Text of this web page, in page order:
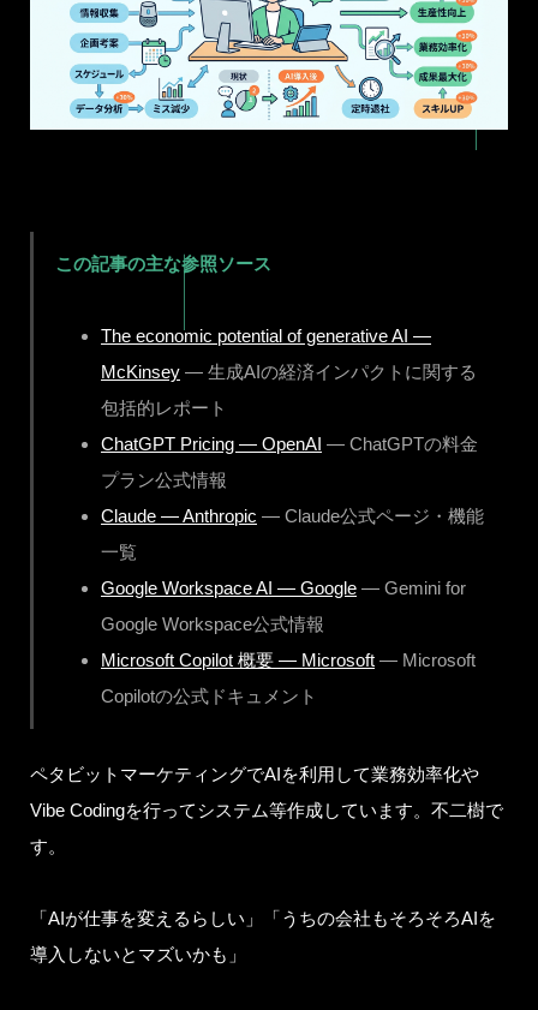
この記事の主な参照ソース
The economic potential of generative AI —
McKinsey — 生成AIの経済インパクトに関する
包括的レポート
ChatGPT Pricing — OpenAI — ChatGPTの料金
プラン公式情報
Claude — Anthropic — Claude公式ページ・機能
一覧
Google Workspace AI — Google — Gemini for
Google Workspace公式情報
Microsoft Copilot 概要 — Microsoft — Microsoft
Copilotの公式ドキュメント
ペタビットマーケティングでAIを利用して業務効率化や
Vibe Codingを行ってシステム等作成しています。不二樹で
す。
「AIが仕事を変えるらしい」「うちの会社もそろそろAIを
導入しないとマズいかも」